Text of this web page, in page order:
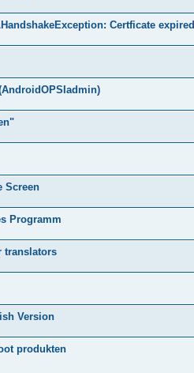
Certficate expired
Screen
Programm
translators
Version
produkten